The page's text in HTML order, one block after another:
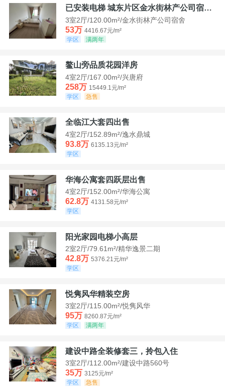
已安装电梯 城东片区金水街林产公司宿舍套三可看江景
3室2厅/120.00m²/金水街林产公司宿舍
53万 4416.67元/m²
学区
满两年
鳌山旁品质花园洋房
4室2厅/167.00m²/兴唐府
258万 15449.1元/m²
学区
急售
全临江大套四出售
4室2厅/152.89m²/逸水鼎城
93.8万 6135.13元/m²
学区
华海公寓套四跃层出售
4室2厅/152.00m²/华海公寓
62.8万 4131.58元/m²
学区
阳光家园电梯小高层
2室2厅/79.61m²/精华逸景二期
42.8万 5376.21元/m²
学区
悦隽风华精装空房
3室2厅/115.00m²/悦隽风华
95万 8260.87元/m²
学区
满两年
建设中路全装修套三，拎包入住
3室2厅/112.00m²/建设中路560号
35万 3125元/m²
学区
急售